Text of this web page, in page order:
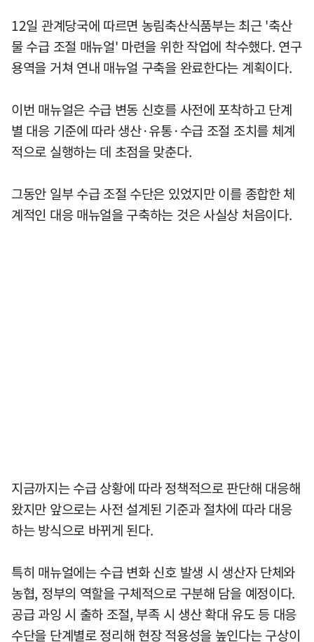
12일 관계당국에 따르면 농림축산식품부는 최근 '축산
물 수급 조절 매뉴얼' 마련을 위한 작업에 착수했다. 연구
용역을 거쳐 연내 매뉴얼 구축을 완료한다는 계획이다.
이번 매뉴얼은 수급 변동 신호를 사전에 포착하고 단계
별 대응 기준에 따라 생산·유통·수급 조절 조치를 체계
적으로 실행하는 데 초점을 맞춘다.
그동안 일부 수급 조절 수단은 있었지만 이를 종합한 체
계적인 대응 매뉴얼을 구축하는 것은 사실상 처음이다.
지금까지는 수급 상황에 따라 정책적으로 판단해 대응해
왔지만 앞으로는 사전 설계된 기준과 절차에 따라 대응
하는 방식으로 바뀌게 된다.
특히 매뉴얼에는 수급 변화 신호 발생 시 생산자 단체와
농협, 정부의 역할을 구체적으로 구분해 담을 예정이다.
공급 과잉 시 출하 조절, 부족 시 생산 확대 유도 등 대응
수단을 단계별로 정리해 현장 적용성을 높인다는 구상이